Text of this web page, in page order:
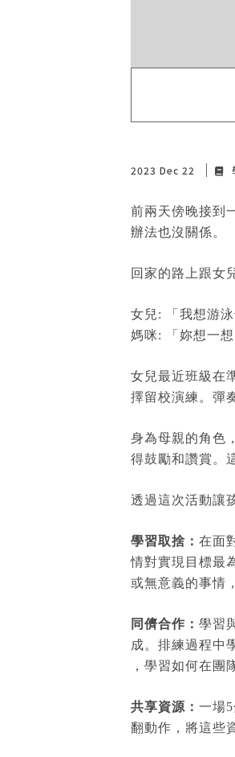
2023 Dec 22
前兩天傍晚接到
辦法也沒關係。
回家的路上跟女
女兒: 「我想游泳
媽咪: 「妳想一
女兒最近班級在
擇留校演練。彈
身為母親的角色
得鼓勵和讚賞。
透過這次活動讓
學習取捨： 在面
情對實現目標最
或無意義的事情
同儕合作： 學習
成。排練過程中
，學習如何在團
共享資源： 一場
翻動作，將這些